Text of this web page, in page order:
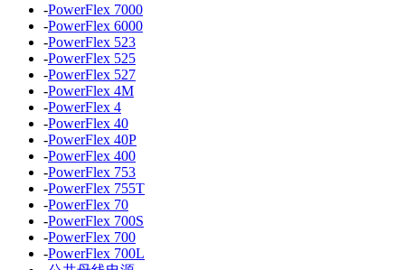
-PowerFlex 7000
-PowerFlex 6000
-PowerFlex 523
-PowerFlex 525
-PowerFlex 527
-PowerFlex 4M
-PowerFlex 4
-PowerFlex 40
-PowerFlex 40P
-PowerFlex 400
-PowerFlex 753
-PowerFlex 755T
-PowerFlex 70
-PowerFlex 700S
-PowerFlex 700
-PowerFlex 700L